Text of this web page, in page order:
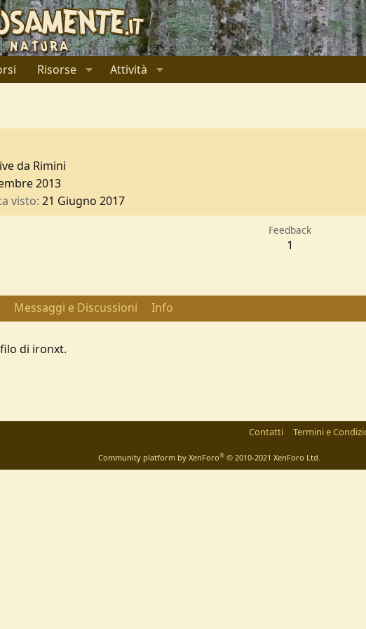
Risorse Attività
da Rimini
2013
visto 21 Giugno 2017
Feedback
1
Messaggi e Discussioni Info
di ironxt.
Contatti Termini e
Community platform by XenForo® © 2010-2021 XenForo Ltd.